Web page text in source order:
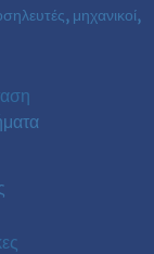
μηχανικοί,